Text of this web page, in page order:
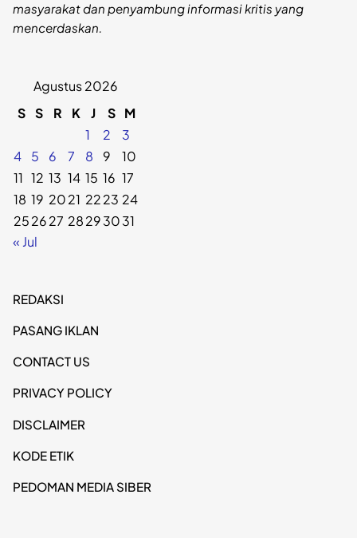
masyarakat dan penyambung informasi kritis yang
mencerdaskan.
Agustus 2026
S S R K J S M
1
2
3
4
5 6 7 8 9
10
11 12 13 14 15 16 17
18 19 2021 2223 24
252627 28293031
« Jul
REDAKSI
PASANG IKLAN
CONTACT US
PRIVACY POLICY
DISCLAIMER
KODE ETIK
PEDOMAN MEDIA SIBER